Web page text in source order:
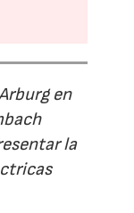
en
la